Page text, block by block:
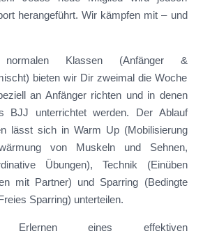
herangeführt. Wir kämpfen mit – und
Klassen (Anfänger &
bieten wir Dir zweimal die Woche
an Anfänger richten und in denen
BJJ unterrichtet werden. Der Ablauf
lässt sich in Warm Up (Mobilisierung
von Muskeln und Sehnen,
Übungen), Technik (Einüben
mit Partner) und Sparring (Bedingte
Sparring) unterteilen.
eines effektiven